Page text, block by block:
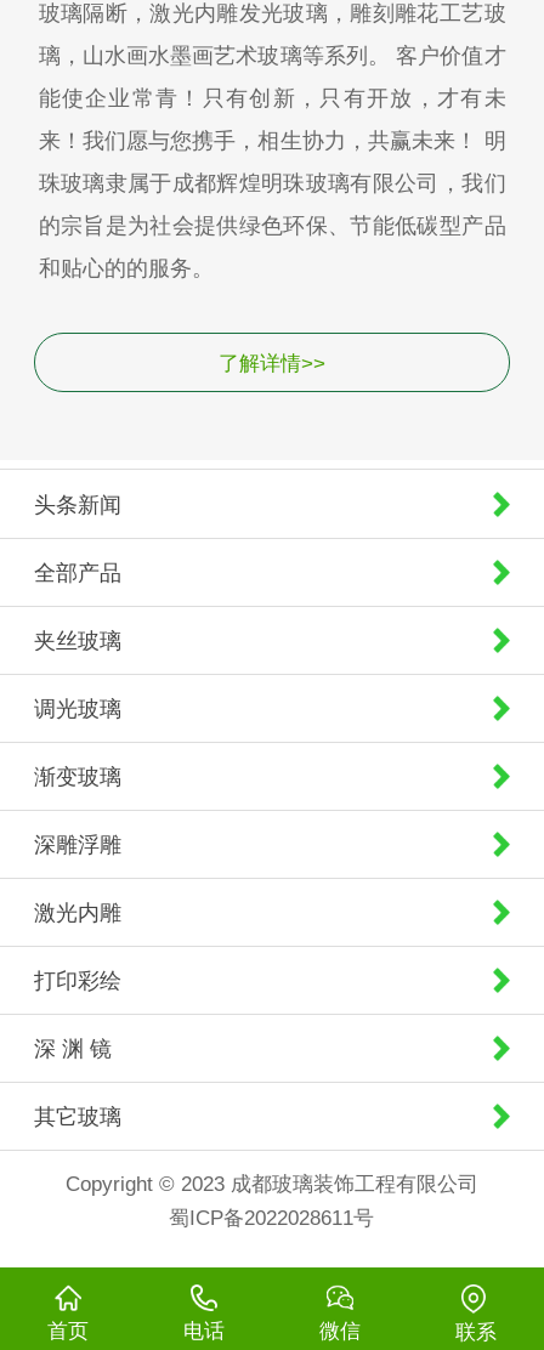
玻璃隔断，激光内雕发光玻璃，雕刻雕花工艺玻
璃，山水画水墨画艺术玻璃等系列。 客户价值才
能使企业常青！只有创新，只有开放，才有未
来！我们愿与您携手，相生协力，共赢未来！ 明
珠玻璃隶属于成都辉煌明珠玻璃有限公司，我们
的宗旨是为社会提供绿色环保、节能低碳型产品
和贴心的的服务。
了解详情>>
头条新闻
全部产品
夹丝玻璃
调光玻璃
渐变玻璃
深雕浮雕
激光内雕
打印彩绘
深 渊 镜
其它玻璃
Copyright © 2023 成都玻璃装饰工程有限公司
蜀ICP备2022028611号
首页 电话 微信 联系